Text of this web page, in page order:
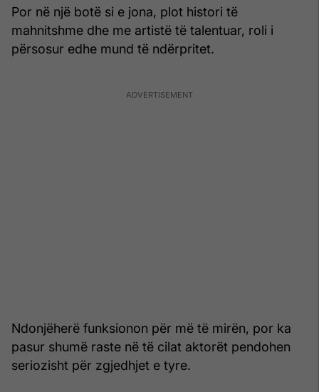
Por në një botë si e jona, plot histori të
mahnitshme dhe me artistë të talentuar, roli i
përsosur edhe mund të ndërpritet.
Ndonjëherë funksionon për më të mirën, por ka
pasur shumë raste në të cilat aktorët pendohen
seriozisht për zgjedhjet e tyre.